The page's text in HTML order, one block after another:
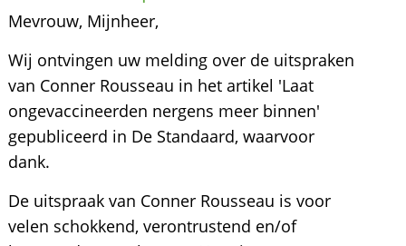
Mevrouw, Mijnheer,
Wij ontvingen uw melding over de uitspraken
van Conner Rousseau in het artikel 'Laat
ongevaccineerden nergens meer binnen'
gepubliceerd in De Standaard, waarvoor
dank.
De uitspraak van Conner Rousseau is voor
velen schokkend, verontrustend en/of